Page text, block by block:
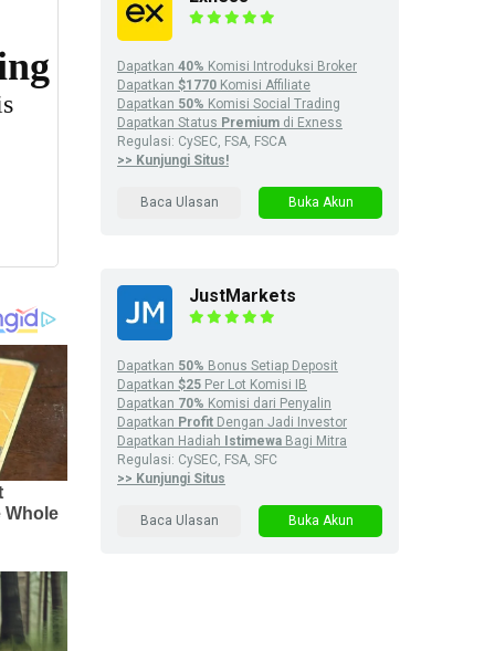
Dapatkan 40% Komisi Introduksi Broker
Dapatkan $1770 Komisi Affiliate
Dapatkan 50% Komisi Social Trading
Dapatkan Status Premium di Exness
Regulasi: CySEC, FSA, FSCA
>> Kunjungi Situs!
Baca Ulasan Buka Akun
JustMarkets
Dapatkan 50% Bonus Setiap Deposit
Dapatkan $25 Per Lot Komisi IB
Dapatkan 70% Komisi dari Penyalin
Dapatkan Profit Dengan Jadi Investor
Dapatkan Hadiah Istimewa Bagi Mitra
Regulasi: CySEC, FSA, SFC
>> Kunjungi Situs
Baca Ulasan Buka Akun